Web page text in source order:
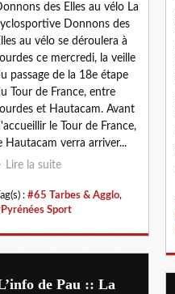
des Elles au vélo La
Donnons des
au vélo se déroulera à
ce mercredi, la veille
passage de la 18e étape
Tour de France, entre
et Hautacam. Avant
le Tour de France,
Hautacam verra arriver...
Lire la suite
Tag(s) : #65 Tarbes & Agglo,
Sport
de Pau :: La